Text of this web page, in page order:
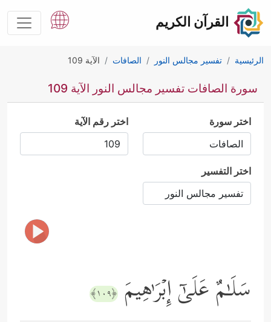
القرآن الكريم
الرئيسية تفسير مجالس النور الصافات الآية 109
سورة الصافات تفسير مجالس النور الآية 109
اختر سورة اختر رقم الآية
اختر التفسير
سَلَـٰمٌ عَلَىٰۤ إِبۡرَ ٰ⁠هِیمَ ﴿١٠٩﴾